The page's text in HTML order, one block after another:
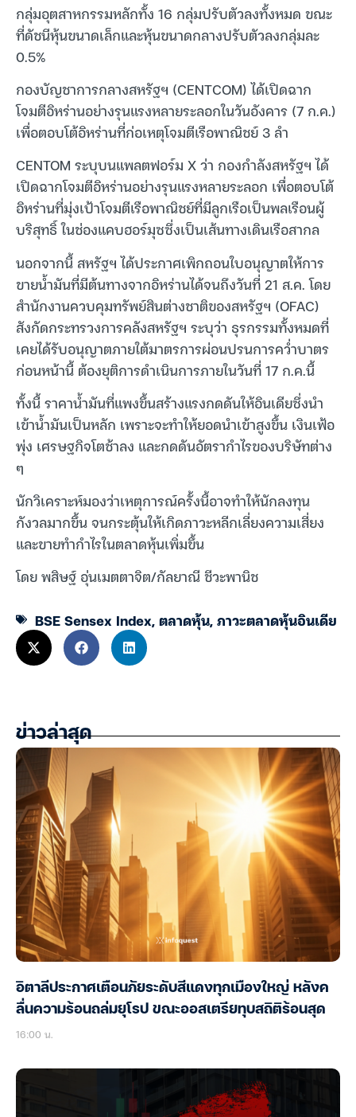
กลุ่มอุตสาหกรรมหลักทั้ง 16 กลุ่มปรับตัวลงทั้งหมด ขณะ
ที่ดัชนีหุ้นขนาดเล็กและหุ้นขนาดกลางปรับตัวลงกลุ่มละ
0.5%
กองบัญชาการกลางสหรัฐฯ (CENTCOM) ได้เปิดฉาก
โจมตีอิหร่านอย่างรุนแรงหลายระลอกในวันอังคาร (7 ก.ค.)
เพื่อตอบโต้อิหร่านที่ก่อเหตุโจมตีเรือพาณิชย์ 3 ลำ
CENTOM ระบุบนแพลตฟอร์ม X ว่า กองกำลังสหรัฐฯ ได้
เปิดฉากโจมตีอิหร่านอย่างรุนแรงหลายระลอก เพื่อตอบโต้
อิหร่านที่มุ่งเป้าโจมตีเรือพาณิชย์ที่มีลูกเรือเป็นพลเรือนผู้
บริสุทธิ์ ในช่องแคบฮอร์มุซซึ่งเป็นเส้นทางเดินเรือสากล
นอกจากนี้ สหรัฐฯ ได้ประกาศเพิกถอนใบอนุญาตให้การ
ขายน้ำมันที่มีต้นทางจากอิหร่านได้จนถึงวันที่ 21 ส.ค. โดย
สำนักงานควบคุมทรัพย์สินต่างชาติของสหรัฐฯ (OFAC)
สังกัดกระทรวงการคลังสหรัฐฯ ระบุว่า ธุรกรรมทั้งหมดที่
เคยได้รับอนุญาตภายใต้มาตรการผ่อนปรนการคว่ำบาตร
ก่อนหน้านี้ ต้องยุติการดำเนินการภายในวันที่ 17 ก.ค.นี้
ทั้งนี้ ราคาน้ำมันที่แพงขึ้นสร้างแรงกดดันให้อินเดียซึ่งนำ
เข้าน้ำมันเป็นหลัก เพราะจะทำให้ยอดนำเข้าสูงขึ้น เงินเฟ้อ
พุ่ง เศรษฐกิจโตช้าลง และกดดันอัตรากำไรของบริษัทต่าง
ๆ
นักวิเคราะห์มองว่าเหตุการณ์ครั้งนี้อาจทำให้นักลงทุน
กังวลมากขึ้น จนกระตุ้นให้เกิดภาวะหลีกเลี่ยงความเสี่ยง
และขายทำกำไรในตลาดหุ้นเพิ่มขึ้น
โดย พสิษฐ์ อุ่นเมตตาจิต/กัลยาณี ชีวะพานิช
BSE Sensex Index,ตลาดหุ้น,ภาวะตลาดหุ้นอินเดีย
ข่าวล่าสุด
อิตาลีประกาศเตือนภัยระดับสีแดงทุกเมืองใหญ่ หลังค
ลื่นความร้อนถล่มยุโรป ขณะออสเตรียทุบสถิติร้อนสุด
16:00 น.